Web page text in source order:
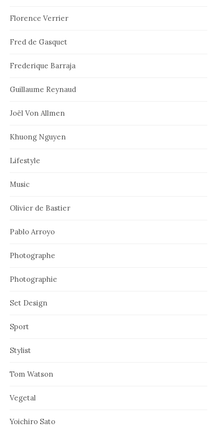
Florence Verrier
Fred de Gasquet
Frederique Barraja
Guillaume Reynaud
Joël Von Allmen
Khuong Nguyen
Lifestyle
Music
Olivier de Bastier
Pablo Arroyo
Photographe
Photographie
Set Design
Sport
Stylist
Tom Watson
Vegetal
Yoichiro Sato